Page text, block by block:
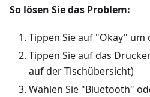
So lösen Sie das Problem:
Tippen Sie auf "Okay" um
Tippen Sie auf das
auf der Tischübersicht)
Wählen Sie "Bluetooth"